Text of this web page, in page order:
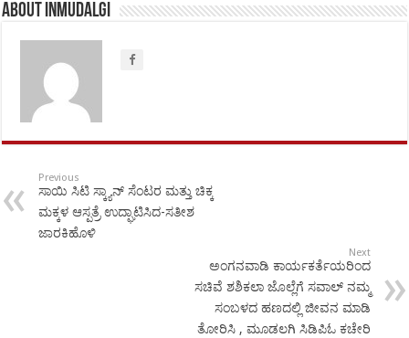
About inmudalgi
Previous
ಸಾಯಿ ಸಿಟಿ ಸ್ಕ್ಯಾನ್ ಸೆಂಟರ ಮತ್ತು ಚಿಕ್ಕ
ಮಕ್ಕಳ ಆಸ್ಪತ್ರೆ ಉದ್ಘಾಟಿಸಿದ-ಸತೀಶ
ಜಾರಕಿಹೊಳಿ
Next
ಅಂಗನವಾಡಿ ಕಾರ್ಯಕರ್ತೆಯರಿಂದ
ಸಚಿವೆ ಶಶಿಕಲಾ ಜೊಲ್ಲೆಗೆ ಸವಾಲ್ ನಮ್ಮ
ಸಂಬಳದ ಹಣದಲ್ಲಿ ಜೀವನ ಮಾಡಿ
ತೋರಿಸಿ , ಮೂಡಲಗಿ ಸಿಡಿಪಿಓ ಕಚೇರಿ